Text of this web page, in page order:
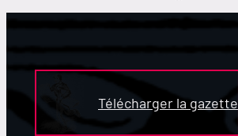
Télécharger la gazette